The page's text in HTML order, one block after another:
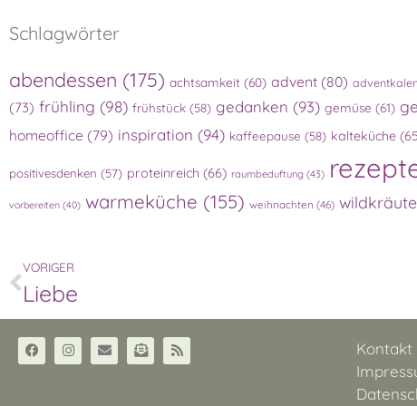
Schlagwörter
abendessen (175) achtsamkeit (60) advent (80)
(73) frühling (98) frühstück (58) gedanken (93) gemüse (61)
homeoffice (79) inspiration (94) kaffeepause (58) kalteküche
positivesdenken (57) proteinreich (66) raumbeduftung (43)
vorbereiten (40) warmeküche (155) weihnachten (46)
VORIGER
Liebe
Kontakt